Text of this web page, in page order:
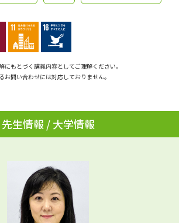
ユーザーサポート
個人情報取扱規定
もとづく講義内容としてご理解ください。
問い合わせには対応しておりません。
先生情報 / 大学情報